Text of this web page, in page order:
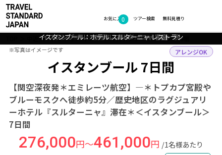
お気に入り
0 無料見積り
ツアー検索
中近東・アフリカ トルコ イスタンブール ツアー詳細
イスタンブール 7日間
【関空深夜発＊エミレーツ航空】―＊トプカプ宮殿や
ブルーモスクへ徒歩約5分／歴史地区のラグジュアリ
ーホテル『スルターニャ』滞在＊＜イスタンブール＞
7日間
アレンジOK
276,000円～461,000円 /1名様あたり
◇◎イスタンブール：トラム
◇トルコ：お土産に人気のカラフル食器
イスタンブール：ホテル スルターニャ 客室一例
イスタンブール：ホテル スルターニャ レストラン
フォトギャラリー
※写真はイメージです
※写真はイメージです